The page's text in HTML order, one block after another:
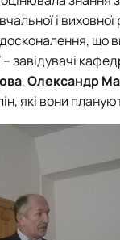
факультету
України
Кафедра
Кафедра
Кафедра
Кафедра
Кафедра
і виховної
що
– завідувачі
,Олександр
які вони